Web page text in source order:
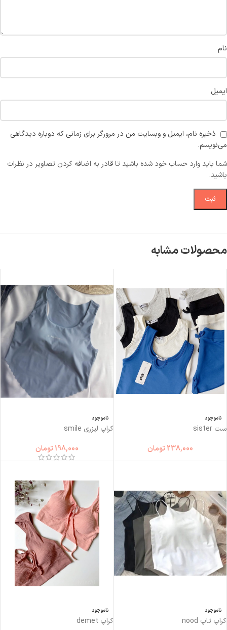
نام
ایمیل
ذخیره نام، ایمیل و وبسایت من در مرورگر برای زمانی که دوباره دیدگاهی
می‌نویسم.
شما باید وارد حساب خود شده باشید تا قادر به اضافه کردن تصاویر در نظرات
باشید.
محصولات مشابه
ناموجود
ست sister
238,000 تومان
ناموجود
کراپ لیزری smile
198,000 تومان
ناموجود
کراپ تاپ nood
ناموجود
کراپ demet